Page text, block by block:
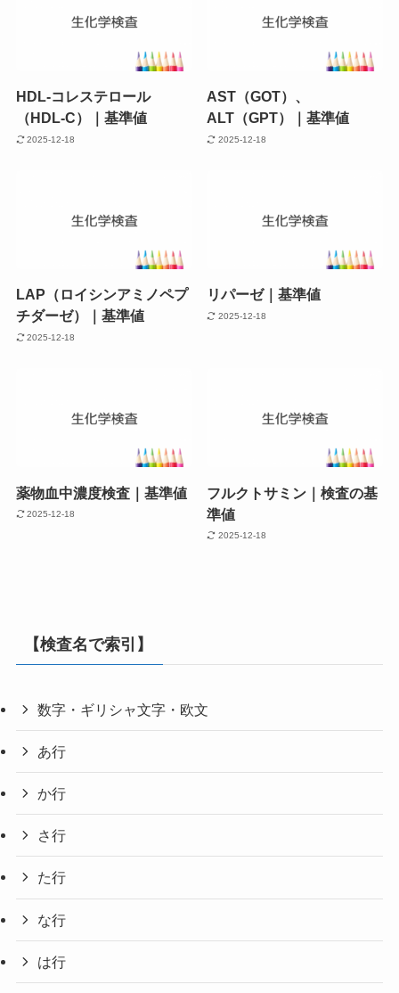
HDL-コレステロール
（HDL-C）｜基準値
2025-12-18
AST（GOT）、
ALT（GPT）｜基準値
2025-12-18
LAP（ロイシンアミノペプ
チダーゼ）｜基準値
2025-12-18
リパーゼ｜基準値
2025-12-18
薬物血中濃度検査｜基準値
2025-12-18
フルクトサミン｜検査の基
準値
2025-12-18
【検査名で索引】
数字・ギリシャ文字・欧文
あ行
か行
さ行
た行
な行
は行